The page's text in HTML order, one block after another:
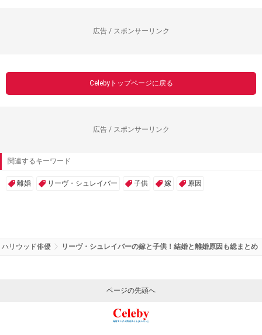
広告 / スポンサーリンク
Celebyトップページに戻る
広告 / スポンサーリンク
関連するキーワード
離婚 リーヴ・シュレイバー 子供 嫁 原因
ハリウッド俳優 リーヴ・シュレイバーの嫁と子供！結婚と離婚原因も総まとめ
ページの先頭へ